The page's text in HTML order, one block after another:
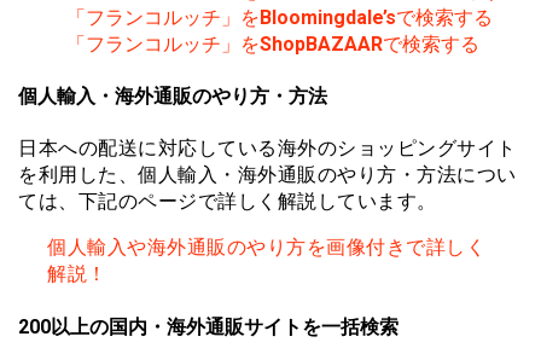
「フランコルッチ」をBloomingdale’sで検索する
「フランコルッチ」をShopBAZAARで検索する
個人輸入・海外通販のやり方・方法
日本への配送に対応している海外のショッピングサイト
を利用した、個人輸入・海外通販のやり方・方法につい
ては、下記のページで詳しく解説しています。
個人輸入や海外通販のやり方を画像付きで詳しく
解説！
200以上の国内・海外通販サイトを一括検索